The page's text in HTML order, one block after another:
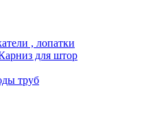
, лопатки
для штор
труб